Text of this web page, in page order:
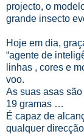
projecto, o
grande insecto
Hoje em dia,
“agente de
linhas , cores e
voo.
As suas asas
19 gramas …
É capaz de
qualquer